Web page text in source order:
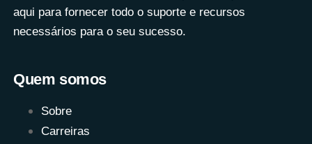
aqui para fornecer todo o suporte e recursos
necessários para o seu sucesso.
Quem somos
Sobre
Carreiras